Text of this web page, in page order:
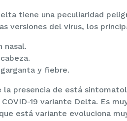
tiene una peculiaridad
versiones del virus, los
nasal.
y fiebre.
la presencia de está
19 variante Delta. Es
está variante evoluciona